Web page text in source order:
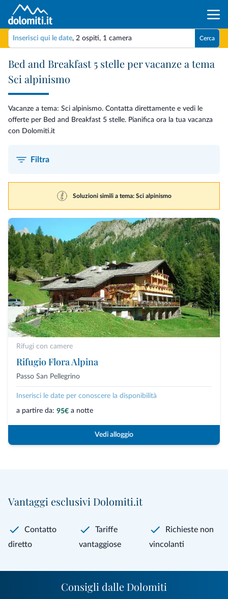
Inserisci qui le date, 2 ospiti, 1 camera Cerca
Bed and Breakfast 5 stelle per vacanze a tema
Sci alpinismo
Vacanze a tema: Sci alpinismo. Contatta direttamente e vedi le
offerte per Bed and Breakfast 5 stelle. Pianifica ora la tua vacanza
con Dolomiti.it
Filtra
Soluzioni simili a tema: Sci alpinismo
Rifugi con camere
Rifugio Flora Alpina
Passo San Pellegrino
Inserisci le date per conoscere la disponibilità
a partire da: 95€ a notte
Vedi alloggio
Vantaggi esclusivi Dolomiti.it
Contatto
diretto
Tariffe
vantaggiose
Richieste non
vincolanti
Consigli dalle Dolomiti